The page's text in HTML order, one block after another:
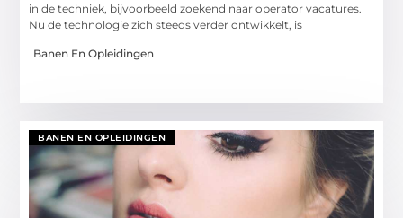
in de techniek, bijvoorbeeld zoekend naar operator vacatures.
Nu de technologie zich steeds verder ontwikkelt, is
Banen En Opleidingen
BANEN EN OPLEIDINGEN